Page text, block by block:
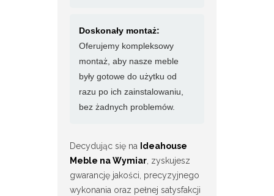
Doskonały montaż:
Oferujemy kompleksowy
montaż, aby nasze meble
były gotowe do użytku od
razu po ich zainstalowaniu,
bez żadnych problemów.
Decydując się na Ideahouse
Meble na Wymiar, zyskujesz
gwarancję jakości, precyzyjnego
wykonania oraz pełnej satysfakcji